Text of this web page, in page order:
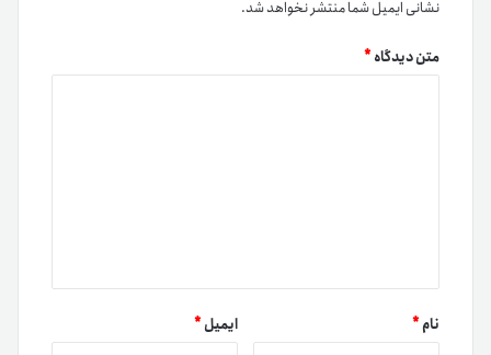
نشانی ایمیل شما منتشر نخواهد شد.
متن دیدگاه*
نام* ایمیل*